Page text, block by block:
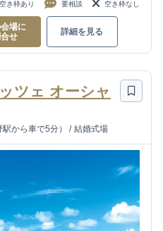
空き枠あり 要相談 空き枠なし
場に
合せ
詳細を見る
ツェ オーシャ
から車で5分） / 結婚式場